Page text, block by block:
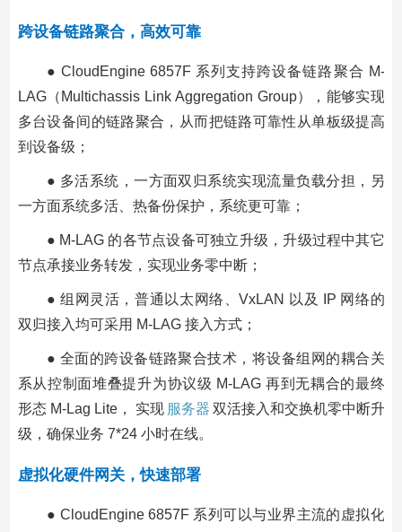
跨设备链路聚合，高效可靠
● CloudEngine 6857F 系列支持跨设备链路聚合 M-
LAG（Multichassis Link Aggregation Group），能够实现
多台设备间的链路聚合，从而把链路可靠性从单板级提高
到设备级；
● 多活系统，一方面双归系统实现流量负载分担，另
一方面系统多活、热备份保护，系统更可靠；
● M-LAG 的各节点设备可独立升级，升级过程中其它
节点承接业务转发，实现业务零中断；
● 组网灵活，普通以太网络、VxLAN 以及 IP 网络的
双归接入均可采用 M-LAG 接入方式；
● 全面的跨设备链路聚合技术，将设备组网的耦合关
系从控制面堆叠提升为协议级 M-LAG 再到无耦合的最终
形态 M-Lag Lite， 实现 服务器 双活接入和交换机零中断升
级，确保业务 7*24 小时在线。
虚拟化硬件网关，快速部署
● CloudEngine 6857F 系列可以与业界主流的虚拟化